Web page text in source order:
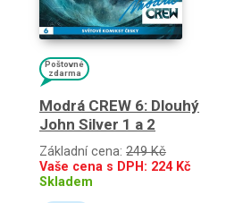
Poštovné
zdarma
Modrá CREW 6: Dlouhý
John Silver 1 a 2
Základní cena: 249 Kč
Vaše cena s DPH: 224Kč
Skladem